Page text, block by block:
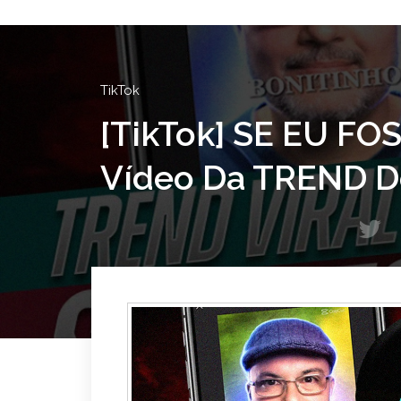
TikTok
[TikTok] SE EU
Vídeo Da TREND
T
w
i
t
e